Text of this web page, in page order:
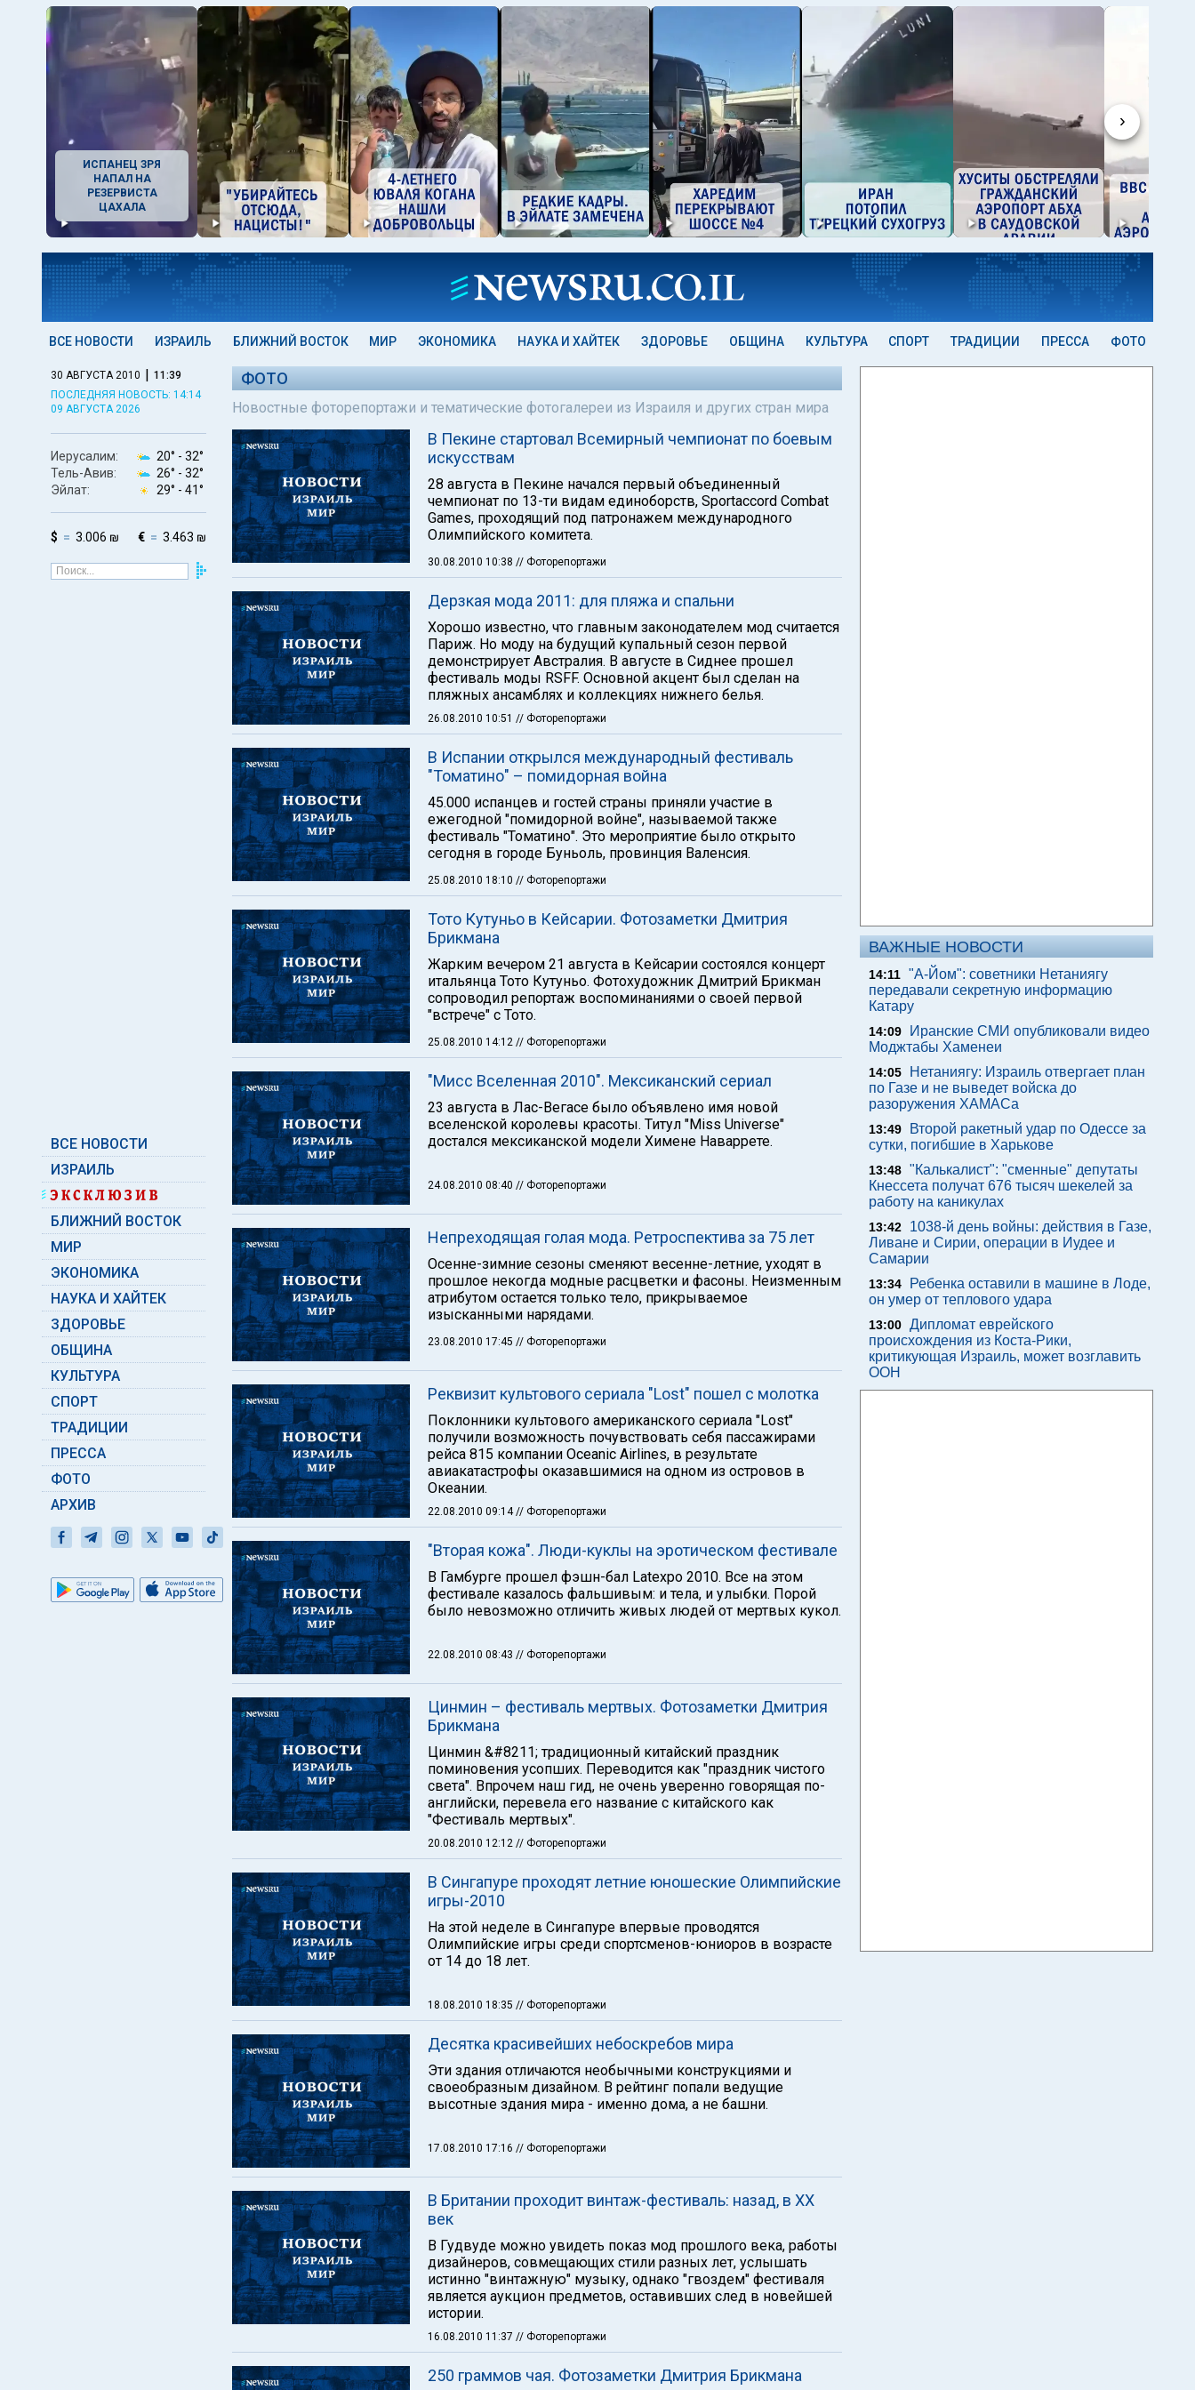
›
ИСПАНЕЦ ЗРЯ
НАПАЛ НА
РЕЗЕРВИСТА
ЦАХАЛА
ВСЕ НОВОСТИ ИЗРАИЛЬ БЛИЖНИЙ ВОСТОК МИР ЭКОНОМИКА НАУКА И ХАЙТЕК ЗДОРОВЬЕ ОБЩИНА КУЛЬТУРА СПОРТ ТРАДИЦИИ ПРЕССА ФОТО
30 АВГУСТА 2010 | 11:39
ПОСЛЕДНЯЯ НОВОСТЬ: 14:14
09 АВГУСТА 2026
Иерусалим: 20° - 32°
Тель-Авив:
26° - 32°
Эйлат:
29° - 41°
$ 3.006 ₪ € 3.463 ₪
ВСЕ НОВОСТИ
ИЗРАИЛЬ
БЛИЖНИЙ ВОСТОК
МИР
ЭКОНОМИКА
НАУКА И ХАЙТЕК
ЗДОРОВЬЕ
ОБЩИНА
КУЛЬТУРА
СПОРТ
ТРАДИЦИИ
ПРЕССА
ФОТО
АРХИВ
ФОТО
Новостные фоторепортажи и тематические фотогалереи из Израиля и других стран мира
В Пекине стартовал Всемирный чемпионат по боевым
искусствам
28 августа в Пекине начался первый объединенный
чемпионат по 13-ти видам единоборств, Sportaccord Combat
Games, проходящий под патронажем международного
Олимпийского комитета.
30.08.2010 10:38 // Фоторепортажи
Дерзкая мода 2011: для пляжа и спальни
Хорошо известно, что главным законодателем мод считается
Париж. Но моду на будущий купальный сезон первой
демонстрирует Австралия. В августе в Сиднее прошел
фестиваль моды RSFF. Основной акцент был сделан на
пляжных ансамблях и коллекциях нижнего белья.
26.08.2010 10:51 // Фоторепортажи
В Испании открылся международный фестиваль
"Томатино" – помидорная война
45.000 испанцев и гостей страны приняли участие в
ежегодной "помидорной войне", называемой также
фестиваль "Томатино". Это мероприятие было открыто
сегодня в городе Буньоль, провинция Валенсия.
25.08.2010 18:10 // Фоторепортажи
Тото Кутуньо в Кейсарии. Фотозаметки Дмитрия
Брикмана
Жарким вечером 21 августа в Кейсарии состоялся концерт
итальянца Тото Кутуньо. Фотохудожник Дмитрий Брикман
сопроводил репортаж воспоминаниями о своей первой
"встрече" с Тото.
25.08.2010 14:12 // Фоторепортажи
"Мисс Вселенная 2010". Мексиканский сериал
23 августа в Лас-Вегасе было объявлено имя новой
вселенской королевы красоты. Титул "Miss Universe"
достался мексиканской модели Химене Наваррете.
24.08.2010 08:40 // Фоторепортажи
Непреходящая голая мода. Ретроспектива за 75 лет
Осенне-зимние сезоны сменяют весенне-летние, уходят в
прошлое некогда модные расцветки и фасоны. Неизменным
атрибутом остается только тело, прикрываемое
изысканными нарядами.
23.08.2010 17:45 // Фоторепортажи
Реквизит культового сериала "Lost" пошел с молотка
Поклонники культового американского сериала "Lost"
получили возможность почувствовать себя пассажирами
рейса 815 компании Oceanic Airlines, в результате
авиакатастрофы оказавшимися на одном из островов в
Океании.
22.08.2010 09:14// Фоторепортажи
"Вторая кожа". Люди-куклы на эротическом фестивале
В Гамбурге прошел фэшн-бал Latexpo 2010. Все на этом
фестивале казалось фальшивым: и тела, и улыбки. Порой
было невозможно отличить живых людей от мертвых кукол.
22.08.2010 08:43 // Фоторепортажи
Цинмин – фестиваль мертвых. Фотозаметки Дмитрия
Брикмана
Цинмин &#8211; традиционный китайский праздник
поминовения усопших. Переводится как "праздник чистого
света". Впрочем наш гид, не очень уверенно говорящая по-
английски, перевела его название с китайского как
"Фестиваль мертвых".
20.08.2010 12:12 // Фоторепортажи
В Сингапуре проходят летние юношеские Олимпийские
игры-2010
На этой неделе в Сингапуре впервые проводятся
Олимпийские игры среди спортсменов-юниоров в возрасте
от 14 до 18 лет.
18.08.2010 18:35 // Фоторепортажи
Десятка красивейших небоскребов мира
Эти здания отличаются необычными конструкциями и
своеобразным дизайном. В рейтинг попали ведущие
высотные здания мира - именно дома, а не башни.
17.08.2010 17:16 // Фоторепортажи
В Британии проходит винтаж-фестиваль: назад, в ХХ
век
В Гудвуде можно увидеть показ мод прошлого века, работы
дизайнеров, совмещающих стили разных лет, услышать
истинно "винтажную" музыку, однако "гвоздем" фестиваля
является аукцион предметов, оставивших след в новейшей
истории.
16.08.2010 11:37 // Фоторепортажи
250 граммов чая. Фотозаметки Дмитрия Брикмана
ВАЖНЫЕ НОВОСТИ
14:11 "А-Йом": советники Нетаниягу
передавали секретную информацию
Катару
14:09
Иранские СМИ опубликовали видео
Моджтабы Хаменеи
14:05
Нетаниягу: Израиль отвергает план
по Газе и не выведет войска до
разоружения ХАМАСа
13:49
Второй ракетный удар по Одессе за
сутки, погибшие в Харькове
13:48 "Калькалист": "сменные" депутаты
Кнессета получат 676 тысяч шекелей за
работу на каникулах
13:42
1038-й день войны: действия в Газе,
Ливане и Сирии, операции в Иудее и
Самарии
13:34
Ребенка оставили в машине в Лоде,
он умер от теплового удара
13:00 Дипломат еврейского
происхождения из Коста-Рики,
критикующая Израиль, может возглавить
ООН